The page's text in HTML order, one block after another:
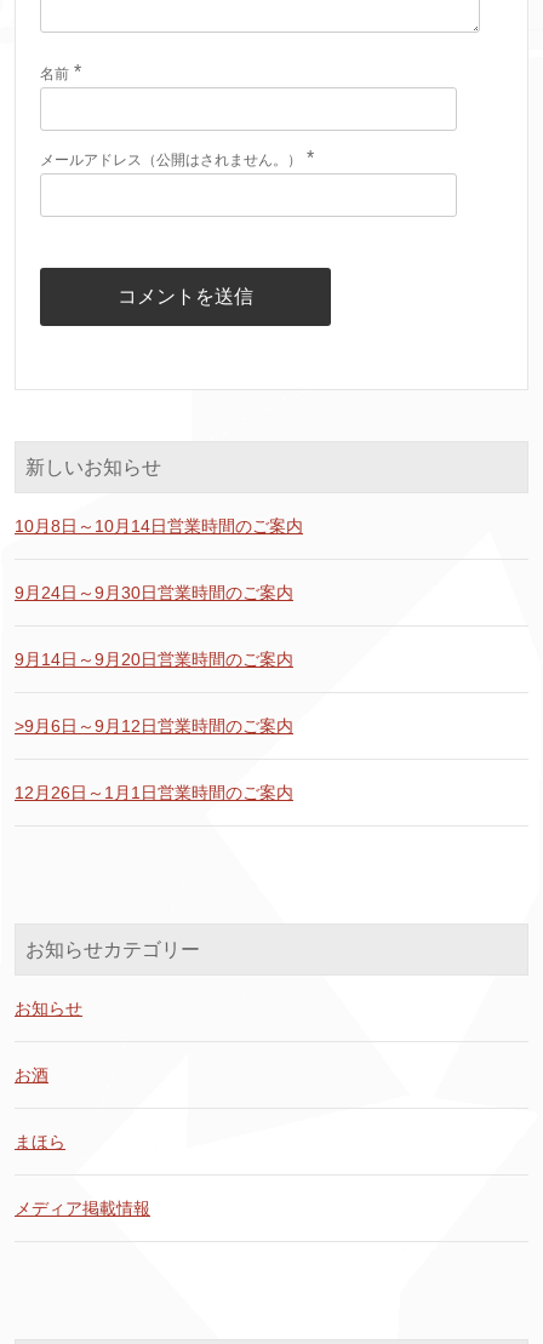
名前 *
メールアドレス（公開はされません。） *
新しいお知らせ
10月8日～10月14日営業時間のご案内
9月24日～9月30日営業時間のご案内
9月14日～9月20日営業時間のご案内
>9月6日～9月12日営業時間のご案内
12月26日～1月1日営業時間のご案内
お知らせカテゴリー
お知らせ
お酒
まほら
メディア掲載情報